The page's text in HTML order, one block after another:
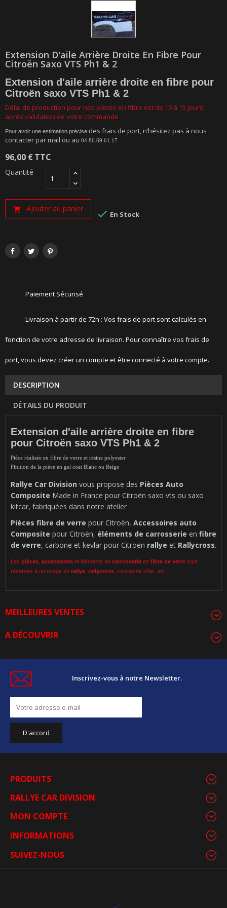
Extension D'aile Arrière Droite En Fibre Pour
Citroën Saxo VTS Ph1 & 2
Extension d'aile arrière droite en fibre pour
Citroën saxo VTS Ph1 & 2
Délai de production pour nos pièces en fibre est de 10 à 15 jours,
après validation de votre commande
Pour avoir une estimation précise des frais de port, n’hésitez pas à nous
contacter par mail ou au 04.86.69.61.17
96,00 €TTC
Quantité
 Ajouter au panier  En Stock
Paiement Sécurisé
Livraison à partir de 72h : Vos frais de port sont calculés en
fonction de votre adresse de livraison. Pour connaître vos frais de
port, vous devez créer un compte et être connecté à votre compte.
DESCRIPTION
DÉTAILS DU PRODUIT
Extension d'aile arrière droite en fibre
pour Citroën saxo VTS Ph1 & 2
Pièce réalisée en fibre de verre et résine polyester
Finition de la pièce en gel coat Blanc ou Beige
Rallye Car Division vous propose des Pièces Auto
Composite Made in France pour Citroën saxo vts ou saxo
kitcar, fabriquées dans notre atelier
Pièces fibre de verre pour Citroën, Accessoires auto
Composite pour Citroën, éléments de carrosserie en fibre
de verre, carbone et kevlar pour Citroën rallye et Rallycross.
Les pièces accessoires et éléments de carrosserie en fibre de verre sont
réservés à un usage en rallye rallycross , course de côte, etc...
MEILLEURES VENTES
A DÉCOUVRIR
Inscrivez-vous à notre Newsletter.
PRODUITS
RALLYE CAR DIVISION
MON COMPTE
INFORMATIONS
SUIVEZ-NOUS